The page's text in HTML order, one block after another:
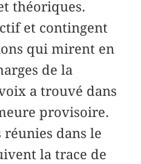
théoriques.
et contingent
qui mirent en
de la
a trouvé dans
provisoire.
dans le
la trace de